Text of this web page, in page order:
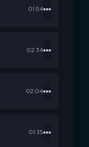
01:54
02:34
02:04
01:35